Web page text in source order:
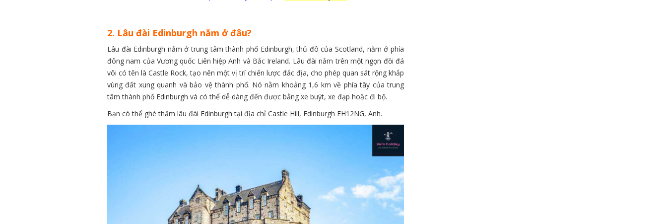
2. Lâu đài Edinburgh nằm ở đâu?
Lâu đài Edinburgh nằm ở trung tâm thành phố Edinburgh, thủ đô của Scotland, nằm ở phía
đông nam của Vương quốc Liên hiệp Anh và Bắc Ireland. Lâu đài nằm trên một ngọn đồi đá
vôi có tên là Castle Rock, tạo nên một vị trí chiến lược đắc địa, cho phép quan sát rộng khắp
vùng đất xung quanh và bảo vệ thành phố. Nó nằm khoảng 1,6 km về phía tây của trung
tâm thành phố Edinburgh và có thể dễ dàng đến được bằng xe buýt, xe đạp hoặc đi bộ.
Bạn có thể ghé thăm lâu đài Edinburgh tại địa chỉ Castle Hill, Edinburgh EH12NG, Anh.